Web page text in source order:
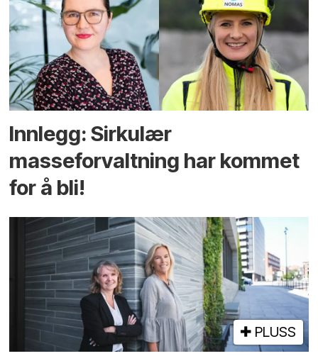
Innlegg: Sirkulær
masseforvaltning har kommet
for å bli!
PLUSS